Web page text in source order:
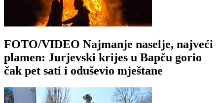
FOTO/VIDEO Najmanje naselje, najveći
plamen: Jurjevski krijes u Bapču gorio
čak pet sati i oduševio mještane